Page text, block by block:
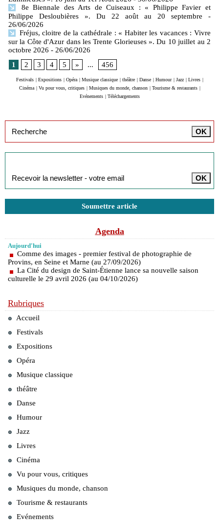
8e Biennale des Arts de Cuiseaux : « Philippe Favier et
Philippe Desloubières ». Du 22 août au 20 septembre
-
26/06/2026
Fréjus, cloitre de la cathédrale : « Habiter les vacances : Vivre
sur la Côte d'Azur dans les Trente Glorieuses ». Du 10 juillet au 2
octobre 2026 - 26/06/2026
1
2 3 4 5 » ... 456
Festivals | Expositions | Opéra | Musique classique | théâtre | Danse | Humour | Jazz | Livres |
Cinéma | Vu pour vous, critiques | Musiques du monde, chanson | Tourisme & restaurants |
Evénements | Téléchargements
Soumettre article
Agenda
Aujourd'hui
Comme des images - premier festival de photographie de
Provins, en Seine et Marne (au 27/09/2026)
La Cité du design de Saint-Étienne lance sa nouvelle saison
culturelle le 29 avril 2026 (au 04/10/2026)
Rubriques
Accueil
Festivals
Expositions
Opéra
Musique classique
théâtre
Danse
Humour
Jazz
Livres
Cinéma
Vu pour vous, critiques
Musiques du monde, chanson
Tourisme & restaurants
Evénements